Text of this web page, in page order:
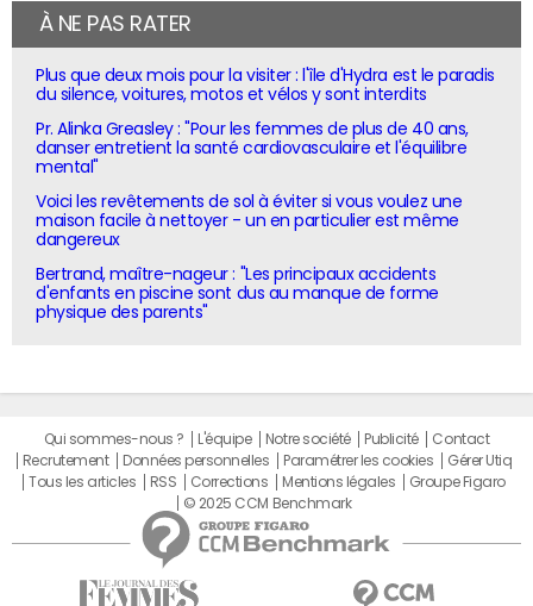
À NE PAS RATER
Plus que deux mois pour la visiter : l'île d'Hydra est le paradis
du silence, voitures, motos et vélos y sont interdits
Pr. Alinka Greasley : "Pour les femmes de plus de 40 ans,
danser entretient la santé cardiovasculaire et l'équilibre
mental"
Voici les revêtements de sol à éviter si vous voulez une
maison facile à nettoyer - un en particulier est même
dangereux
Bertrand, maître-nageur : "Les principaux accidents
d'enfants en piscine sont dus au manque de forme
physique des parents"
Qui sommes-nous ? L'équipe Notre société Publicité
Contact
Recrutement
Données personnelles Paramétrer les cookies
Gérer Utiq
Tous les articles
RSS Corrections Mentions légales
Groupe Figaro
© 2025 CCM Benchmark